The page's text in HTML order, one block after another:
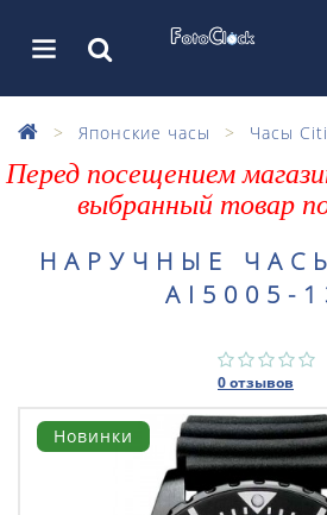
Японские часы Часы
Перед посещением
выбранный товар
НАРУЧНЫЕ
AI5005-
0 отзывов
Новинки